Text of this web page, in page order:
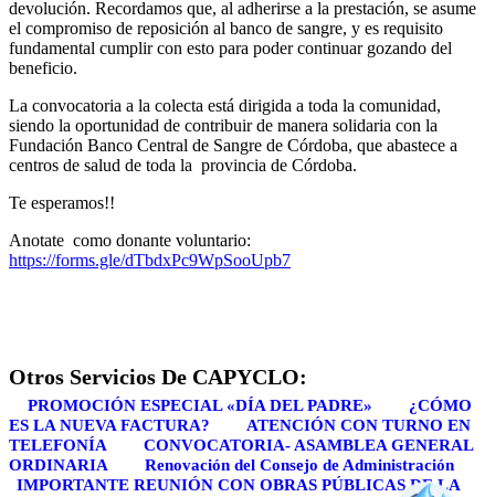
devolución. Recordamos que, al adherirse a la prestación, se asume
el compromiso de reposición al banco de sangre, y es requisito
fundamental cumplir con esto para poder continuar gozando del
beneficio.
La convocatoria a la colecta está dirigida a toda la comunidad,
siendo la oportunidad de contribuir de manera solidaria con la
Fundación Banco Central de Sangre de Córdoba, que abastece a
centros de salud de toda la provincia de Córdoba.
Te esperamos!!
Anotate como donante voluntario:
https://forms.gle/dTbdxPc9WpSooUpb7
Otros Servicios De CAPYCLO:
PROMOCIÓN ESPECIAL «DÍA DEL PADRE»
¿CÓMO
ES LA NUEVA FACTURA?
ATENCIÓN CON TURNO EN
TELEFONÍA
CONVOCATORIA- ASAMBLEA GENERAL
ORDINARIA
Renovación del Consejo de Administración
IMPORTANTE REUNIÓN CON OBRAS PÚBLICAS DE LA